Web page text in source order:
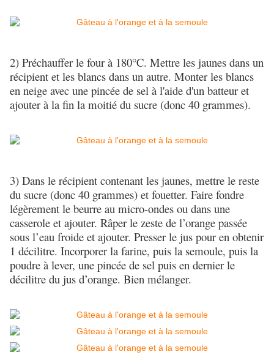
2) Préchauffer le four à 180°C. Mettre les jaunes dans un
récipient et les blancs dans un autre. Monter les blancs
en neige avec une pincée de sel à l'aide d'un batteur et
ajouter à la fin la moitié du sucre (donc 40 grammes).
3) Dans le récipient contenant les jaunes, mettre le reste
du sucre (donc 40 grammes) et fouetter. Faire fondre
légèrement le beurre au micro-ondes ou dans une
casserole et ajouter. Râper le zeste de l’orange passée
sous l’eau froide et ajouter. Presser le jus pour en obtenir
1 décilitre. Incorporer la farine, puis la semoule, puis la
poudre à lever, une pincée de sel puis en dernier le
décilitre du jus d’orange. Bien mélanger.